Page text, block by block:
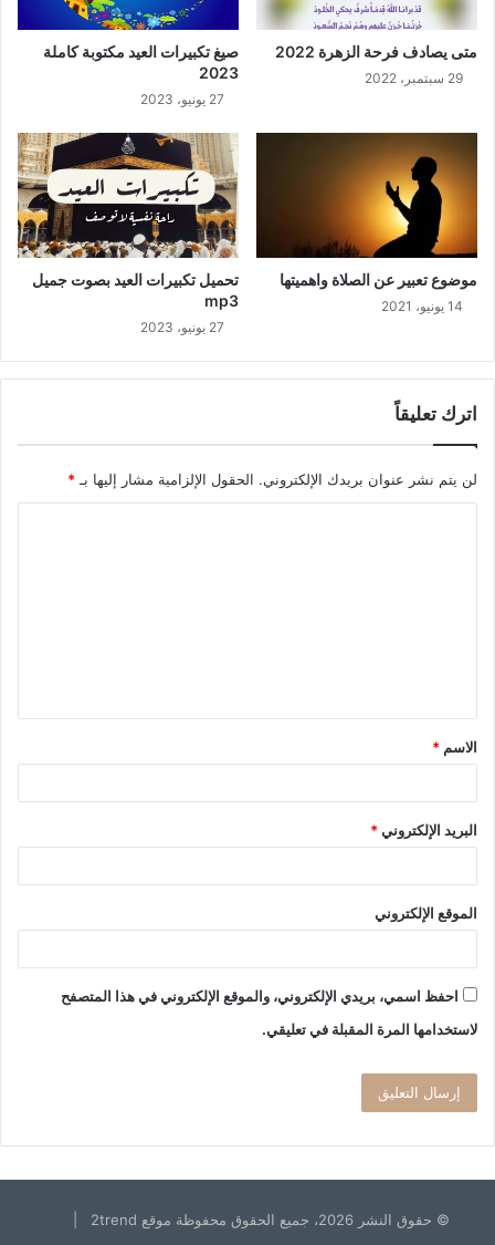
متى يصادف فرحة الزهرة 2022
29 سبتمبر، 2022
صيغ تكبيرات العيد مكتوبة كاملة
2023
27 يونيو، 2023
موضوع تعبير عن الصلاة واهميتها
14 يونيو، 2021
تحميل تكبيرات العيد بصوت جميل
mp3
27 يونيو، 2023
اترك تعليقاً
لن يتم نشر عنوان بريدك الإلكتروني. الحقول الإلزامية مشار إليها بـ*
ق
*
الاسم *
البريد الإلكتروني*
الموقع الإلكتروني
احفظ اسمي، بريدي الإلكتروني، والموقع الإلكتروني في هذا المتصفح
لاستخدامها المرة المقبلة في تعليقي.
© حقوق النشر 2026، جميع الحقوق محفوظة موقع 2trend |